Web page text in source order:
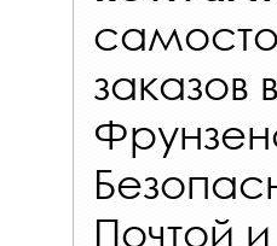
заказов
Почтой